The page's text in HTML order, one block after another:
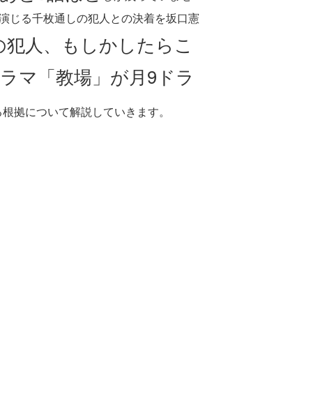
じる千枚通しの犯人との決着を坂口憲
人、もしかしたらこ
マ「教場」が月9ドラ
拠について解説していきます。